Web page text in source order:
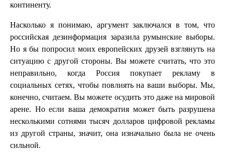
континенту.
Насколько я понимаю, аргумент заключался в том, что
российская дезинформация заразила румынские выборы.
Но я бы попросил моих европейских друзей взглянуть на
ситуацию с другой стороны. Вы можете считать, что это
неправильно, когда Россия покупает рекламу в
социальных сетях, чтобы повлиять на ваши выборы. Мы,
конечно, считаем. Вы можете осудить это даже на мировой
арене. Но если ваша демократия может быть разрушена
несколькими сотнями тысяч долларов цифровой рекламы
из другой страны, значит, она изначально была не очень
сильной.